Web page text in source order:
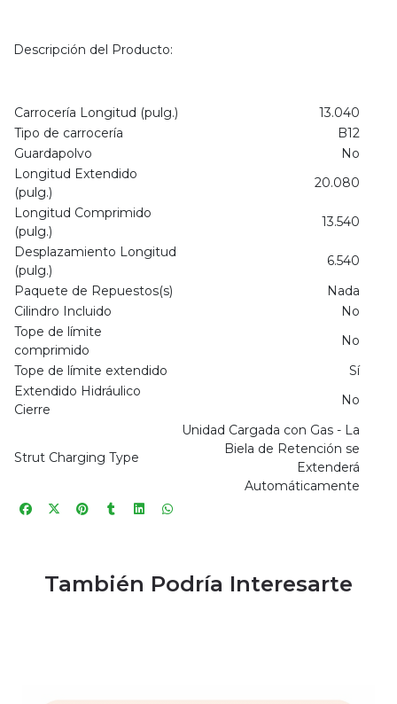
Descripción del Producto:
Carrocería Longitud (pulg.)
13.040
Tipo de carrocería
B12
Guardapolvo
No
Longitud Extendido
(pulg.)
20.080
Longitud Comprimido
(pulg.)
13.540
Desplazamiento Longitud
(pulg.)
6.540
Paquete de Repuestos(s)
Nada
Cilindro Incluido
No
Tope de límite
comprimido
No
Tope de límite extendido
Sí
Extendido Hidráulico
Cierre
No
Strut Charging Type
Unidad Cargada con Gas - La
Biela de Retención se
Extenderá
Automáticamente
También Podría Interesarte